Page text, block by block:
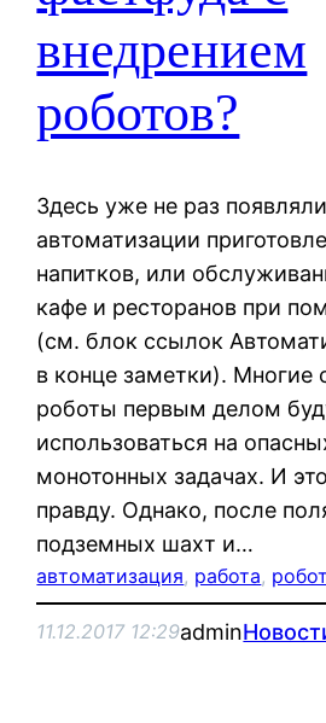
внедрением
роботов?
Здесь уже не раз
автоматизации
напитков, или
кафе и ресторанов при
(см. блок ссылок
в конце заметки). Многие
роботы первым делом
использоваться на
монотонных задачах. И
правду. Однако, после
подземных шахт и…
автоматизация, работа,
11.12.2017 12:29admin